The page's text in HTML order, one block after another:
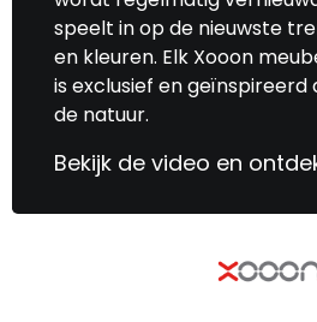
speelt in op de nieuwste
en kleuren. Elk Xooon
is exclusief en geïnspireerd
de natuur.
Bekijk de video en